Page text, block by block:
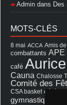
Admin dans Des
MOTS-CLÉS
8 mai ACCA Amis
combattants APE
café Aurice
Cauna Chalosse
Comité des
CSA basket
gymnastique